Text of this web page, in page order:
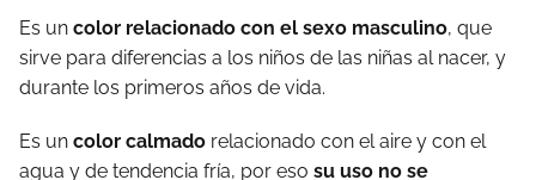
Es un color relacionado con el sexo masculino, que
sirve para diferencias a los niños de las niñas al nacer, y
durante los primeros años de vida.
Es un color calmado relacionado con el aire y con el
agua y de tendencia fría, por eso su uso no se